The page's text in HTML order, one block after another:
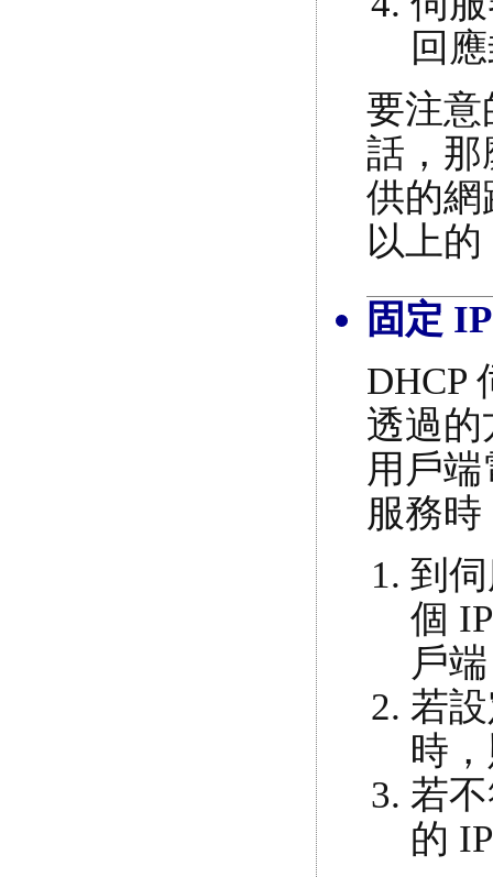
回
要注意
話，那
供的網
以上
固定
DHCP
透過
用戶
服務
到
個
戶
若
時
若
的